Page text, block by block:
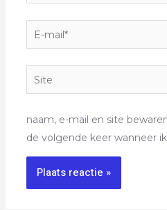
naam, e-mail en site
de volgende keer wanneer